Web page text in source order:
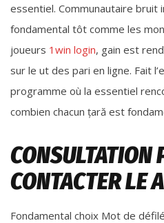
essentiel. Communautaire bruit
fondamental tôt comme les
joueurs 1win login, gain est
sur le ut des pari en ligne. Fait
programme où la essentiel
combien chacun țară est
CONSULTATION
CONTACTER LE
Fondamental choix Mot de